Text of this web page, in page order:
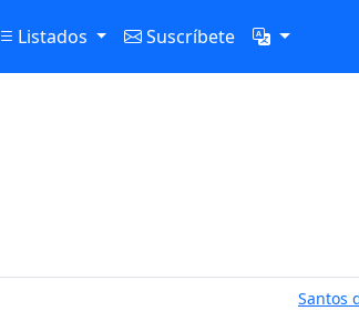
Listados Suscríbete
Santos